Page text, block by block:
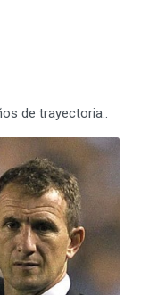
de trayectoria..